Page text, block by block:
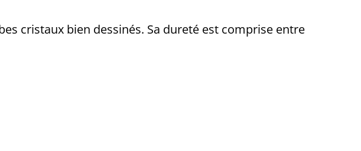
cristaux bien dessinés. Sa dureté est comprise entre